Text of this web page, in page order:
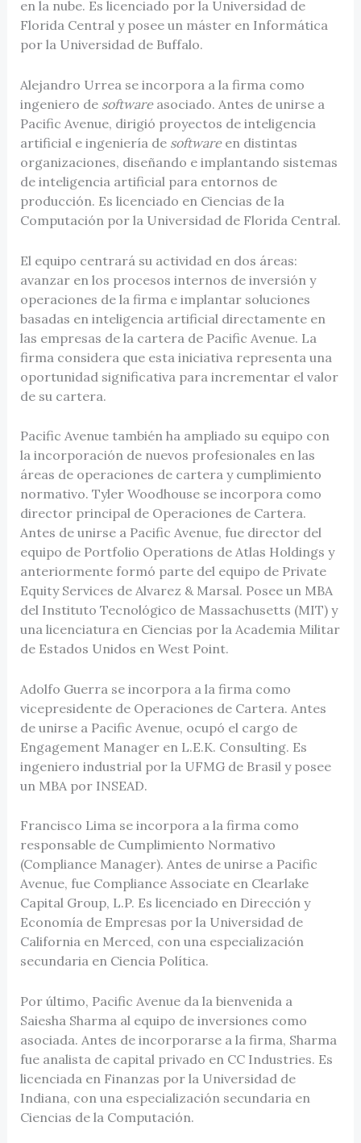
en la nube. Es licenciado por la Universidad de
Florida Central y posee un máster en Informática
por la Universidad de Buffalo.
Alejandro Urrea se incorpora a la firma como
ingeniero de softwareasociado. Antes de unirse a
Pacific Avenue, dirigió proyectos de inteligencia
artificial e ingeniería de softwareen distintas
organizaciones, diseñando e implantando sistemas
de inteligencia artificial para entornos de
producción. Es licenciado en Ciencias de la
Computación por la Universidad de Florida Central.
El equipo centrará su actividad en dos áreas:
avanzar en los procesos internos de inversión y
operaciones de la firma e implantar soluciones
basadas en inteligencia artificial directamente en
las empresas de la cartera de Pacific Avenue. La
firma considera que esta iniciativa representa una
oportunidad significativa para incrementar el valor
de su cartera.
Pacific Avenue también ha ampliado su equipo con
la incorporación de nuevos profesionales en las
áreas de operaciones de cartera y cumplimiento
normativo. Tyler Woodhouse se incorpora como
director principal de Operaciones de Cartera.
Antes de unirse a Pacific Avenue, fue director del
equipo de Portfolio Operations de Atlas Holdings y
anteriormente formó parte del equipo de Private
Equity Services de Alvarez & Marsal. Posee un MBA
del Instituto Tecnológico de Massachusetts (MIT) y
una licenciatura en Ciencias por la Academia Militar
de Estados Unidos en West Point.
Adolfo Guerra se incorpora a la firma como
vicepresidente de Operaciones de Cartera. Antes
de unirse a Pacific Avenue, ocupó el cargo de
Engagement Manager en L.E.K. Consulting. Es
ingeniero industrial por la UFMG de Brasil y posee
un MBA por INSEAD.
Francisco Lima se incorpora a la firma como
responsable de Cumplimiento Normativo
(Compliance Manager). Antes de unirse a Pacific
Avenue, fue Compliance Associate en Clearlake
Capital Group, L.P. Es licenciado en Dirección y
Economía de Empresas por la Universidad de
California en Merced, con una especialización
secundaria en Ciencia Política.
Por último, Pacific Avenue da la bienvenida a
Saiesha Sharma al equipo de inversiones como
asociada. Antes de incorporarse a la firma, Sharma
fue analista de capital privado en CC Industries. Es
licenciada en Finanzas por la Universidad de
Indiana, con una especialización secundaria en
Ciencias de la Computación.